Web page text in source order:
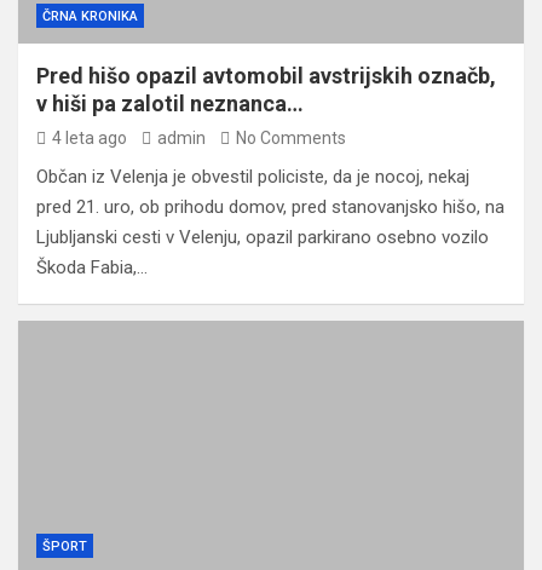
ČRNA KRONIKA
Pred hišo opazil avtomobil avstrijskih označb,
v hiši pa zalotil neznanca…
4 leta ago admin No Comments
Občan iz Velenja je obvestil policiste, da je nocoj, nekaj
pred 21. uro, ob prihodu domov, pred stanovanjsko hišo, na
Ljubljanski cesti v Velenju, opazil parkirano osebno vozilo
Škoda Fabia,…
ŠPORT